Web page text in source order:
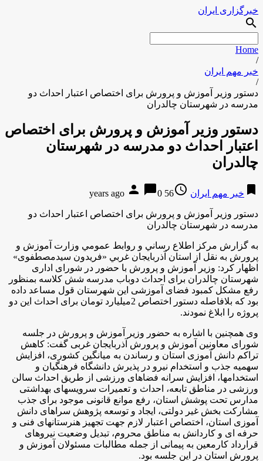
خبرگزاری ایران
search
Home
/
خبر مهم ایران
/
دستور وزیر آموزش و پرورش برای اختصاص اعتبار احداث دو
مدرسه در شهرستان چالدران
دستور وزیر آموزش و پرورش برای اختصاص
اعتبار احداث دو مدرسه در شهرستان
چالدران
bookmark خبر مهم ایران access_time
56 years ago
person chat_bubble0
دستور وزیر آموزش و پرورش برای اختصاص اعتبار احداث دو
مدرسه در شهرستان چالدران
به گزارش مركز اطلاع رساني و روابط عمومي وزارت آموزش و
پرورش به نقل از استان آذربايجان غربي «فریدون سیدمصطفوی»
اظهار کرد: وزیر آموزش و پرورش با حضور در شورای اداری
شهرستان چالدران برای احداث دوباب مدرسه شش کلاسه بمنظور
رفع مشکل کمبود فضای آموزشی این شهرستان قول مساعد داده
بود که بلافاصله دستور اختصاص 2میلیارد تومان برای احداث این دو
پروژه را ابلاغ نمودند.
وی همچنین با اشاره به حضور وزیر آموزش و پرورش در جلسه
شورای معاونین آموزش و پرورش آذربایجان غربی گفت: کاهش
تراکم دانش آموزی استان و رساندن به میانگین کشوری، افزایش
سهمیه جذب و استخدام نیرو در پذیرش دانشگاه فرهنگیان و
استخدامها، افزایش سرانه فضاهای ورزشی از طریق احداث سالن
ورزشی در مناطق تابعه، احداث و تعمیرات سرویسهای بهداشتی
مدارس تحت پوشش استان، رفع موانع قانونی موجود برای جذب
مشارکت بخش غیر دولتی، ایجاد و توسعه پژوهش سراهای دانش
آموزی استان، اختصاص اعتبار لازم جهت تجهیز هنرستانهای فنی و
حرفه ای و کاردانش به مناطق محروم، تبدیل وضعیت نیروهای
قرارداد کارمعین به پیمانی از جمله مطالبات مسئولان آموزش و
پرورش استان در این جلسه بود.